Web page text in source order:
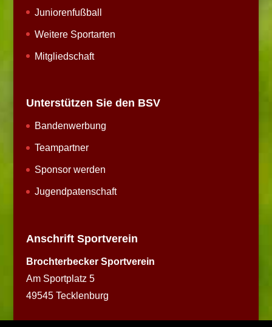
Juniorenfußball
Weitere Sportarten
Mitgliedschaft
Unterstützen Sie den BSV
Bandenwerbung
Teampartner
Sponsor werden
Jugendpatenschaft
Anschrift Sportverein
Brochterbecker Sportverein
Am Sportplatz 5
49545 Tecklenburg